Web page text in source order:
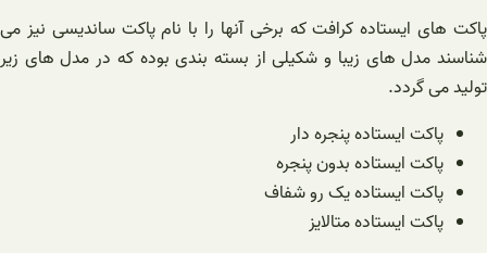
پاکت های ایستاده کرافت که برخی آنها را با نام پاکت ساندیسی نیز می
شناسند مدل های زیبا و شکیلی از بسته بندی بوده که در مدل های زیر
تولید می گردد.
پاکت ایستاده پنجره دار
پاکت ایستاده بدون پنجره
پاکت ایستاده یک رو شفاف
پاکت ایستاده متالایز